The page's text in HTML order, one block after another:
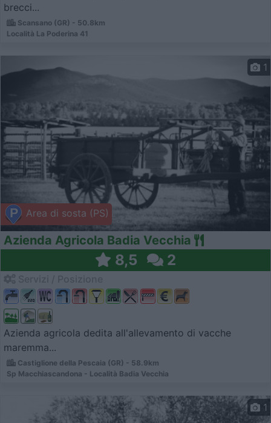
brecci...
Scansano (GR) - 50.8km
Località La Poderina 41
Area di sosta (PS)
1
Azienda Agricola Badia Vecchia
8,5 2
Azienda agricola dedita all'allevamento di vacche
maremma...
Castiglione della Pescaia (GR) - 58.9km
Sp Macchiascandona - Località Badia Vecchia
1